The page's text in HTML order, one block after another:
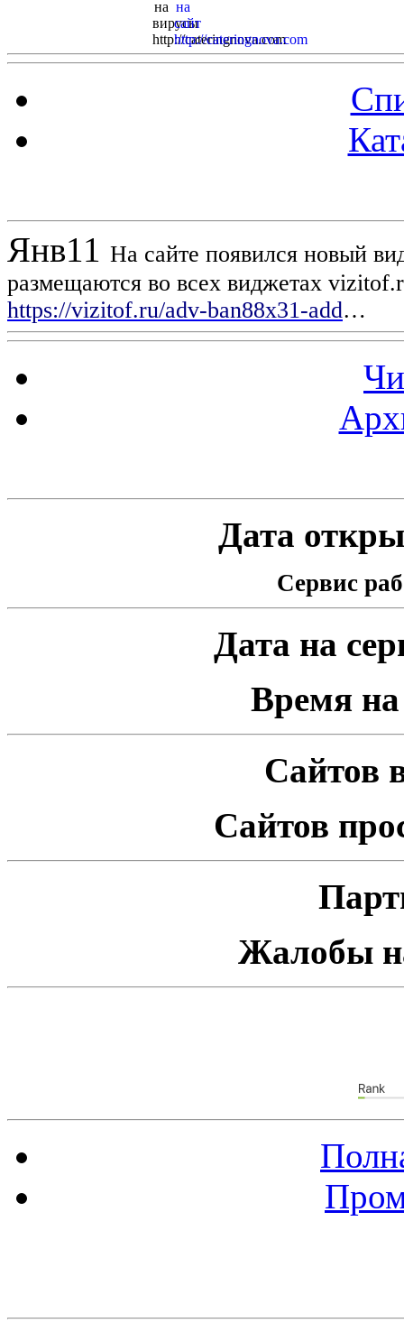
Янв11 На сайте появился новый
размещаются во всех виджетах
https://vizitof.ru/adv-ban88x31-add…
Дата
Сервис
Дата на
Время на
Сайтов
Сайтов
Жалобы